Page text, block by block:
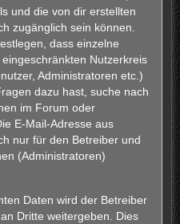
und die von dir erstellten
zugänglich sein können.
dass einzelne
Nutzerkreis
Administratoren etc.)
dazu hast, suche nach
im Forum oder
E-Mail-Adresse aus
nur für den Betreiber und
(Administratoren)
Daten wird der Betreiber
Dritte weitergeben. Dies